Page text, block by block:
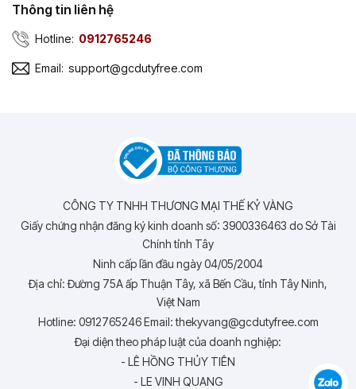
Thông tin liên hệ
Hotline: 0912765246
Email: support@gcdutyfree.com
CÔNG TY TNHH THƯƠNG MẠI THẾ KỶ VÀNG
Giấy chứng nhận đăng ký kinh doanh số: 3900336463 do Sở Tài
Chính tỉnh Tây
Ninh cấp lần đầu ngày 04/05/2004
Địa chỉ: Đường 75A ấp Thuận Tây, xã Bến Cầu, tỉnh Tây Ninh,
Việt Nam
Hotline: 0912765246 Email: thekyvang@gcdutyfree.com
Đại diện theo pháp luật của doanh nghiệp:
- LÊ HỒNG THỦY TIÊN
- LE VINH QUANG